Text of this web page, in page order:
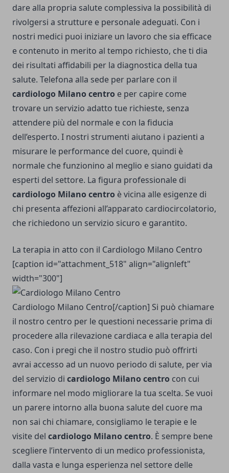
dare alla propria salute complessiva la possibilità di
rivolgersi a strutture e personale adeguati. Con i
nostri medici puoi iniziare un lavoro che sia efficace
e contenuto in merito al tempo richiesto, che ti dia
dei risultati affidabili per la diagnostica della tua
salute. Telefona alla sede per parlare con il
cardiologo Milano centro e per capire come
trovare un servizio adatto tue richieste, senza
attendere più del normale e con la fiducia
dell’esperto. I nostri strumenti aiutano i pazienti a
misurare le performance del cuore, quindi è
normale che funzionino al meglio e siano guidati da
esperti del settore. La figura professionale di
cardiologo Milano centro è vicina alle esigenze di
chi presenta affezioni all’apparato cardiocircolatorio,
che richiedono un servizio sicuro e garantito.
La terapia in atto con il Cardiologo Milano Centro
[caption id="attachment_518" align="alignleft"
width="300"]
Cardiologo Milano Centro[/caption] Si può chiamare
il nostro centro per le questioni necessarie prima di
procedere alla rilevazione cardiaca e alla terapia del
caso. Con i pregi che il nostro studio può offrirti
avrai accesso ad un nuovo periodo di salute, per via
del servizio di cardiologo Milano centro con cui
informare nel modo migliorare la tua scelta. Se vuoi
un parere intorno alla buona salute del cuore ma
non sai chi chiamare, consigliamo le terapie e le
visite del cardiologo Milano centro. È sempre bene
scegliere l’intervento di un medico professionista,
dalla vasta e lunga esperienza nel settore delle